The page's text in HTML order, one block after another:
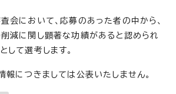
会において、応募のあった者の中から、
減に関し顕著な功績があると認められ
て選考します。
報につきましては公表いたしません。